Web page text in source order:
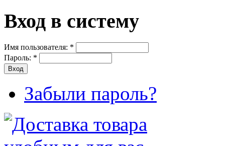
Вход в систему
Имя пользователя: *
Пароль: *
Забыли пароль?